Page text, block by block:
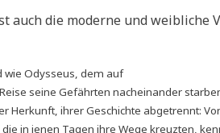
auch die moderne und weibliche
wie Odysseus, dem auf
seine Gefährten nacheinander
Herkunft, ihrer Geschichte abgetrennt:
in jenen Tagen ihre Wege kreuzten,